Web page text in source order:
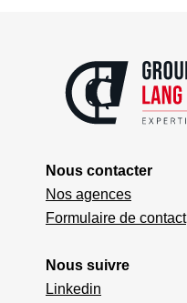
Nous contacter
Nos agences
Formulaire de contact
Nous suivre
Linkedin